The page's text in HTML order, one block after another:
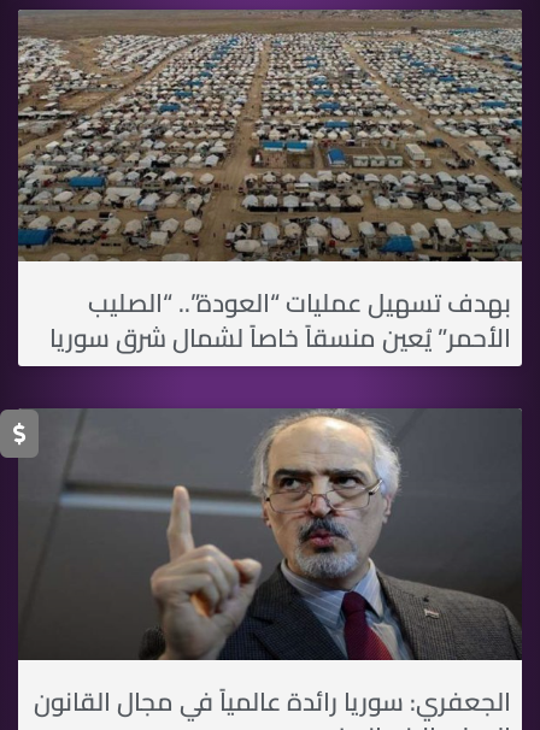
بهدف تسهيل عمليات “العودة”.. “الصليب
الأحمر” يُعين منسقاً خاصاً لشمال شرق سوريا
الجعفري: سوريا رائدة عالمياً في مجال القانون